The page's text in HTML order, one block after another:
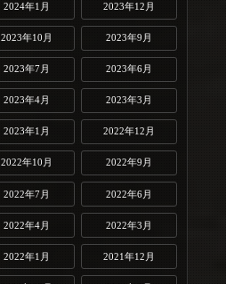
2024年1月 2023年12月
2023年10月 2023年9月
2023年7月 2023年6月
2023年4月 2023年3月
2023年1月 2022年12月
2022年10月 2022年9月
2022年7月 2022年6月
2022年4月 2022年3月
2022年1月 2021年12月